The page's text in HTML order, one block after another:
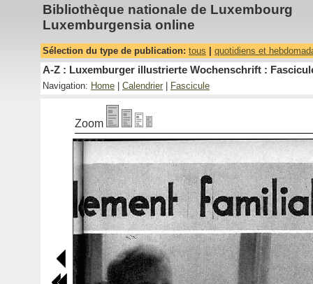
Bibliothèque nationale de Luxembourg
Luxemburgensia online
Sélection du type de publication: tous quotidiens et
A-Z : Luxemburger illustrierte Wochenschrift :
Navigation: Home Calendrier Fascicule
Zoom